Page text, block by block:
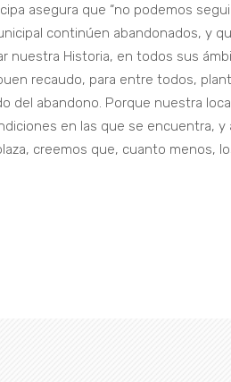
asegura que “no podemos
continúen abandonados, y
nuestra Historia, en todos sus
recaudo, para entre todos,
del abandono. Porque nuestra
en las que se encuentra,
creemos que, cuanto menos,